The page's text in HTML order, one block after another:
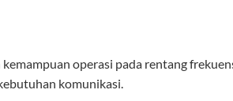
operasi pada rentang
komunikasi.